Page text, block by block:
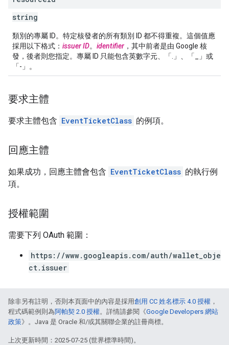
string
類別的專屬 ID。特定核發者的所有類別 ID 都不得重複。這個值應
採用以下格式： issuer ID。 identifier ，其中前者是由 Google 核
發，後者則您指定。專屬 ID 只能包含英數字元、「.」、「_」或
「-」。
要求主體
要求主體包含 EventTicketClass 的例項。
回應主體
如果成功，回應主體會包含 EventTicketClass 的執行例
項。
授權範圍
需要下列 OAuth 範圍：
https://www.googleapis.com/auth/wallet_obje
ct.issuer
除非另有註明，否則本頁面中的內容是採用創用 CC 姓名標示 4.0 授權 ，
程式碼範例則為阿帕契 2.0 授權。詳情請參閱《Google Developers 網站
政策》。Java 是 Oracle 和/或其關聯企業的註冊商標。
上次更新時間：2025-07-25 (世界標準時間)。